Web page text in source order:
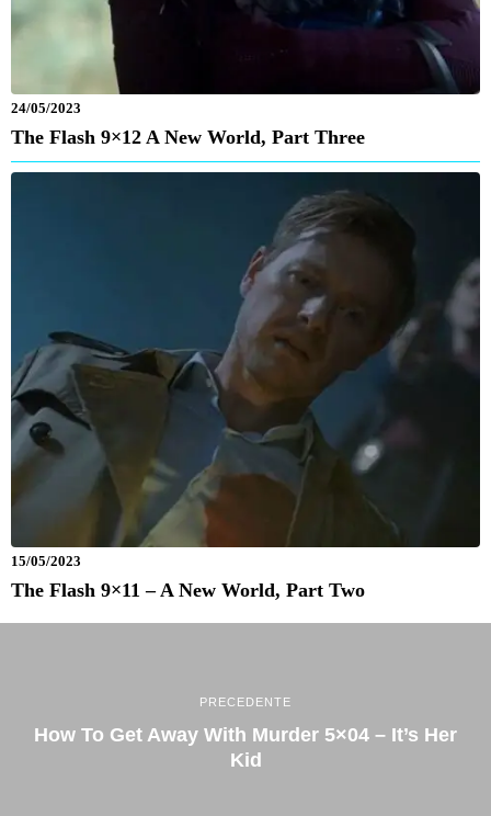
24/05/2023
The Flash 9×12 A New World, Part Three
15/05/2023
The Flash 9×11 – A New World, Part Two
PRECEDENTE
How To Get Away With Murder 5×04 – It’s Her
Kid